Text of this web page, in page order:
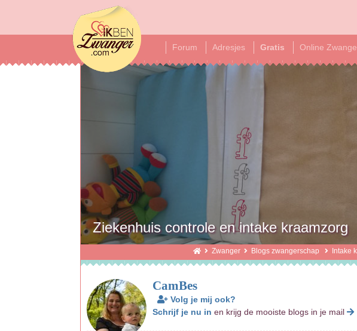
Forum Adresjes Gratis Online
Ziekenhuis controle en intake kraamzorg
Zwanger Blogs zwangerschap Intake
CamBes
Volg je mij ook?
Schrijf je nu in en krijg de mooiste blogs in je mail